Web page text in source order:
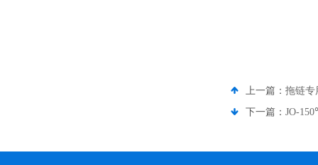
上一篇： 拖链专
下一篇： JO-